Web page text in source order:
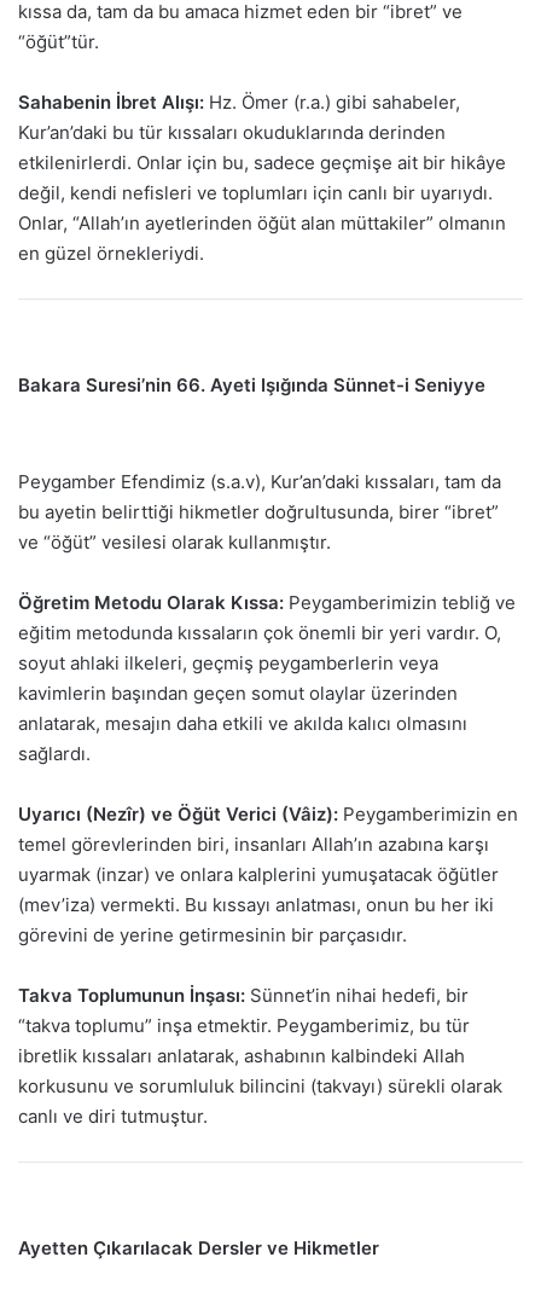
kıssa da, tam da bu amaca hizmet eden bir “ibret” ve
“öğüt”tür.
Sahabenin İbret Alışı: Hz. Ömer (r.a.) gibi sahabeler,
Kur’an’daki bu tür kıssaları okuduklarında derinden
etkilenirlerdi. Onlar için bu, sadece geçmişe ait bir hikâye
değil, kendi nefisleri ve toplumları için canlı bir uyarıydı.
Onlar, “Allah’ın ayetlerinden öğüt alan müttakiler” olmanın
en güzel örnekleriydi.
Bakara Suresi’nin 66. Ayeti Işığında Sünnet-i Seniyye
Peygamber Efendimiz (s.a.v), Kur’an’daki kıssaları, tam da
bu ayetin belirttiği hikmetler doğrultusunda, birer “ibret”
ve “öğüt” vesilesi olarak kullanmıştır.
Öğretim Metodu Olarak Kıssa: Peygamberimizin tebliğ ve
eğitim metodunda kıssaların çok önemli bir yeri vardır. O,
soyut ahlaki ilkeleri, geçmiş peygamberlerin veya
kavimlerin başından geçen somut olaylar üzerinden
anlatarak, mesajın daha etkili ve akılda kalıcı olmasını
sağlardı.
Uyarıcı (Nezîr) ve Öğüt Verici (Vâiz): Peygamberimizin en
temel görevlerinden biri, insanları Allah’ın azabına karşı
uyarmak (inzar) ve onlara kalplerini yumuşatacak öğütler
(mev’iza) vermekti. Bu kıssayı anlatması, onun bu her iki
görevini de yerine getirmesinin bir parçasıdır.
Takva Toplumunun İnşası: Sünnet’in nihai hedefi, bir
“takva toplumu” inşa etmektir. Peygamberimiz, bu tür
ibretlik kıssaları anlatarak, ashabının kalbindeki Allah
korkusunu ve sorumluluk bilincini (takvayı) sürekli olarak
canlı ve diri tutmuştur.
Ayetten Çıkarılacak Dersler ve Hikmetler